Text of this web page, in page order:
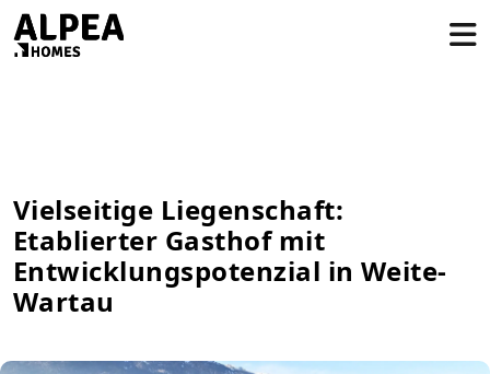
Vielseitige Liegenschaft:
Etablierter Gasthof mit
Entwicklungspotenzial in Weite-
Wartau